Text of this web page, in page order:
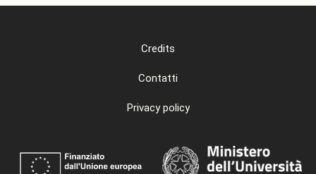
Credits
Contatti
Privacy policy